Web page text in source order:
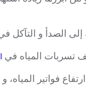
الصدأ و التآكل
تسربات المياه في
فواتير المياه، و